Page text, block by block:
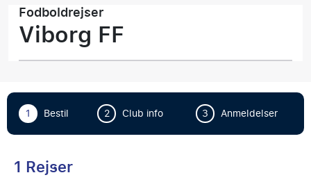
Fodboldrejser
Viborg FF
1 Bestil 2 Club info 3 Anmeldelser
1 Rejser